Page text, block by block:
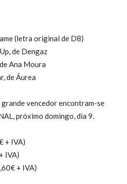
(letra original de D8)
de Dengaz
Ana Moura
de Áurea
vencedor encontram-se
próximo domingo, dia 9.
+ IVA)
IVA)
+ IVA)